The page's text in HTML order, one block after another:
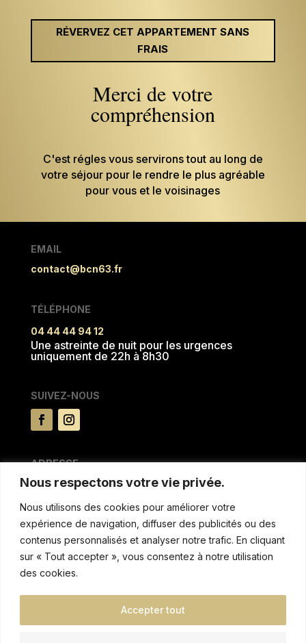
Nous respectons votre vie privée.
Nous utilisons des cookies pour améliorer votre
expérience de navigation, diffuser des publicités ou des
contenus personnalisés et analyser notre trafic. En cliquant
sur « Tout accepter », vous consentez à notre utilisation
des cookies.
Accepter tout
RÉVERVEZ CET APPARTEMENT SANS
FRAIS
Merci de votre
compréhension
C'est régles vous servirons tout au long de
votre séjour pour le rendre le plus agréable
pour vous et le voisinages
EMAIL
contact@bcn63.fr
TÉLÉPHONE
04 44 44 94 12
Une astreinte de nuit pour les urgences
uniquement de 22h à 8h30
SUIVEZ-NOUS
ADRESSE
15 rue du Pré la reine
63100 CLERMONT FERRAND
MENTIONS & AUTRES
Politique de confidentialitée
Conditions de location
Réglement intèrieur et tarifs de non respect